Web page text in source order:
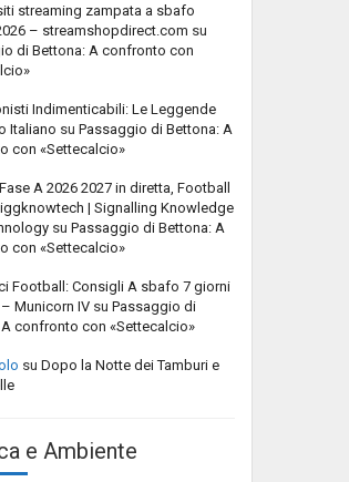
streaming zampata a sbafo
– streamshopdirect.com su
di Bettona: A confronto con
Indimenticabili: Le Leggende
Italiano su Passaggio di Bettona: A
con «Settecalcio»
A 2026 2027 in diretta, Football
| Signalling Knowledge
su Passaggio di Bettona: A
con «Settecalcio»
Football: Consigli A sbafo 7 giorni
Municorn IV su Passaggio di
confronto con «Settecalcio»
su Dopo la Notte dei Tamburi e
e Ambiente